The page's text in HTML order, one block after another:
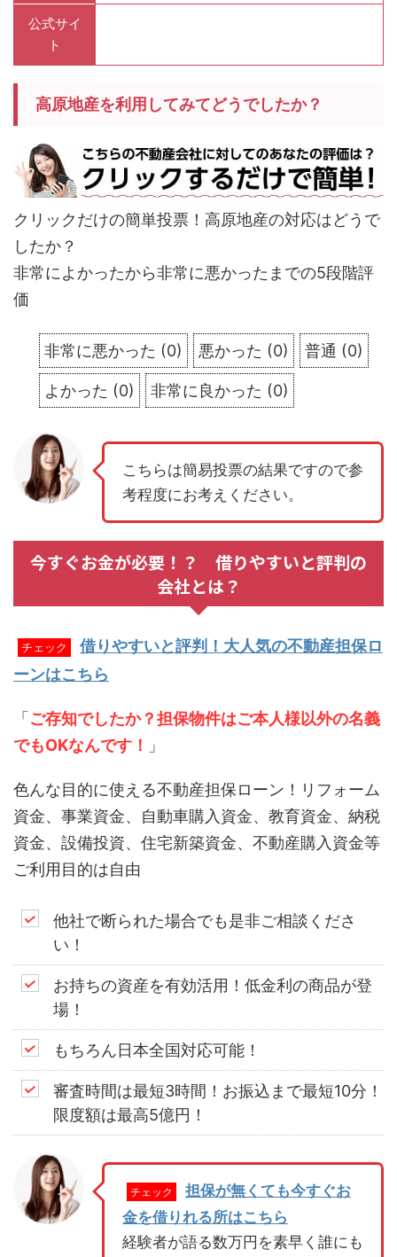
公式サイ
ト
高原地産を利用してみてどうでしたか？
クリックだけの簡単投票！高原地産の対応はどうで
したか？
非常によかったから非常に悪かったまでの5段階評
価
非常に悪かった (0) 悪かった (0) 普通 (0)
よかった (0) 非常に良かった (0)
こちらは簡易投票の結果ですので参
考程度にお考えください。
今すぐお金が必要！？ 借りやすいと評判の
会社とは？
チェック
借りやすいと評判！大人気の不動産担保ロ
ーンはこちら
「 ご存知でしたか？担保物件はご本人様以外の名義
でもOKなんです！
」
色んな目的に使える不動産担保ローン！リフォーム
資金、事業資金、自動車購入資金、教育資金、納税
資金、設備投資、住宅新築資金、不動産購入資金等
ご利用目的は自由
他社で断られた場合でも是非ご相談くださ
い！
お持ちの資産を有効活用！低金利の商品が登
場！
もちろん日本全国対応可能！
審査時間は最短3時間！お振込まで最短10分！
限度額は最高5億円！
チェック
担保が無くても今すぐお
金を借りれる所はこちら
経験者が語る数万円を素早く誰にも